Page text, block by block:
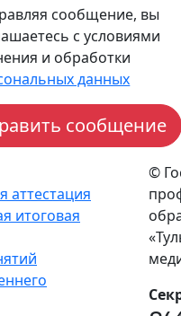
сообщение, вы
с условиями
и обработки
данных
аттестация
итоговая
©